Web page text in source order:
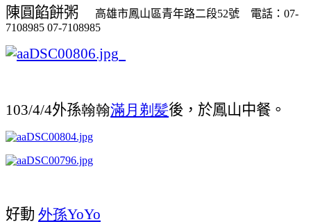
陳圓餡餅粥 高雄市鳳山區青年路二段52號 電話： 07-
7108985 07-7108985
103/4/4外孫翰翰滿月剃髪後，於鳳山中餐。
好動 外孫YoYo